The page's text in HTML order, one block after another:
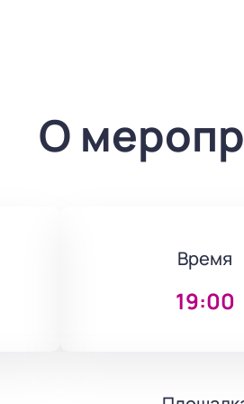
О
Время
19:00